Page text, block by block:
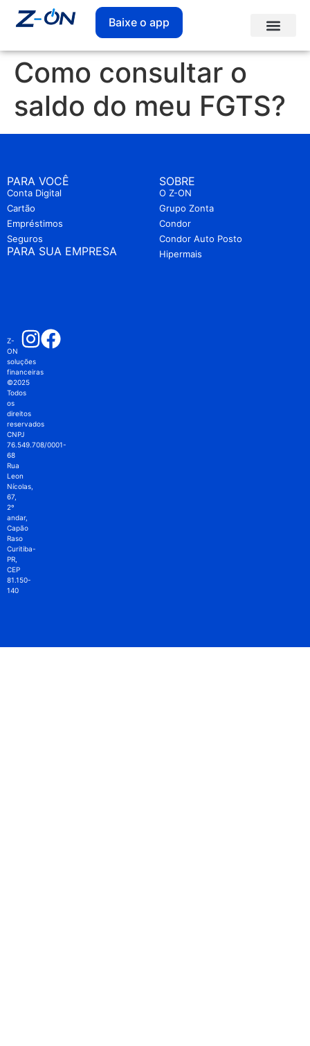
Baixe o app
Como consultar o
saldo do meu FGTS?
PARA VOCÊ
Conta Digital
Cartão
Empréstimos
Seguros
PARA SUA EMPRESA
SOBRE
O Z-ON
Grupo Zonta
Condor
Condor Auto Posto
Hipermais
Z-
ON
soluções
financeiras
©2025
Todos
os
direitos
reservados
CNPJ
76.549.708/0001-
68
Rua
Leon
Nícolas,
67,
2º
andar,
Capão
Raso
Curitiba-
PR,
CEP
81.150-
140